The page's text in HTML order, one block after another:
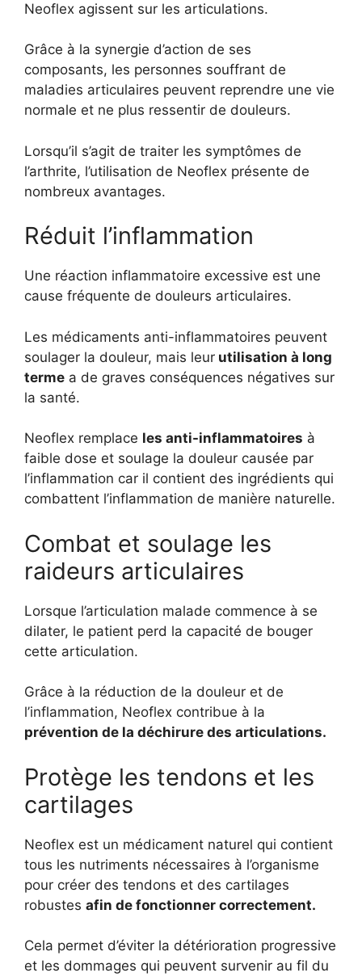
Neoflex agissent sur les articulations.
Grâce à la synergie d’action de ses
composants, les personnes souffrant de
maladies articulaires peuvent reprendre une vie
normale et ne plus ressentir de douleurs.
Lorsqu’il s’agit de traiter les symptômes de
l’arthrite, l’utilisation de Neoflex présente de
nombreux avantages.
Réduit l’inflammation
Une réaction inflammatoire excessive est une
cause fréquente de douleurs articulaires.
Les médicaments anti-inflammatoires peuvent
soulager la douleur, mais leur utilisation à long
terme a de graves conséquences négatives sur
la santé.
Neoflex remplace les anti-inflammatoires à
faible dose et soulage la douleur causée par
l’inflammation car il contient des ingrédients qui
combattent l’inflammation de manière naturelle.
Combat et soulage les
raideurs articulaires
Lorsque l’articulation malade commence à se
dilater, le patient perd la capacité de bouger
cette articulation.
Grâce à la réduction de la douleur et de
l’inflammation, Neoflex contribue à la
prévention de la déchirure des articulations.
Protège les tendons et les
cartilages
Neoflex est un médicament naturel qui contient
tous les nutriments nécessaires à l’organisme
pour créer des tendons et des cartilages
robustes afin de fonctionner correctement.
Cela permet d’éviter la détérioration progressive
et les dommages qui peuvent survenir au fil du